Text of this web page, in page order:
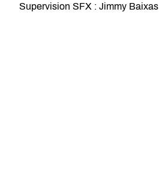
Supervision SFX : Jimmy Baixas